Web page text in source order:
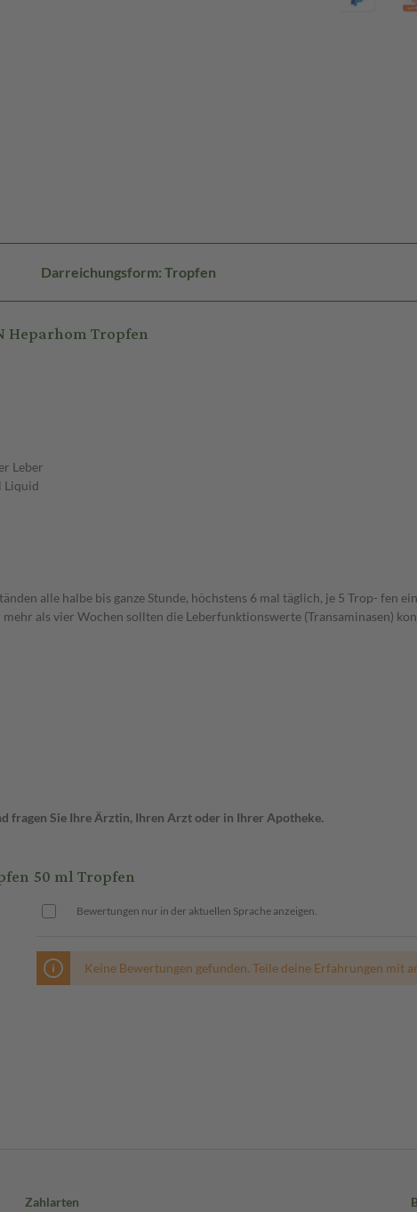
Darreichungsform: Tropfen
Tropfen
Leber
Liquid
alle halbe bis ganze Stunde, höchstens 6 mal täglich, je 5 Trop- fen
als vier Wochen sollten die Leberfunktionswerte (Transaminasen)
fragen Sie Ihre Ärztin, Ihren Arzt oder in Ihrer Apotheke.
50 ml Tropfen
Bewertungen nur in der aktuellen Sprache anzeigen.
Keine Bewertungen gefunden. Teile deine Erfahrungen mit
Zahlarten